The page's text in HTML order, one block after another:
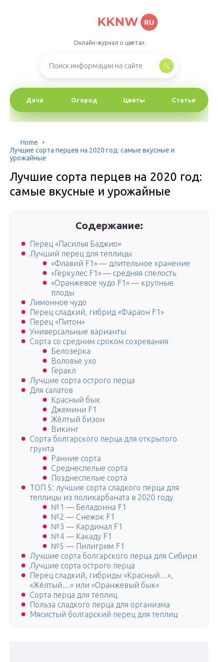
KKNW RU
Онлайн-журнал о цветах
Дача Огород Цветы Статьи
Home
Лучшие сорта перцев на 2020 год: самые вкусные и
урожайные
Лучшие сорта перцев на 2020 год:
самые вкусные и урожайные
Содержание:
Перец «Пасилья Баджио»
Лучший перец для теплицы
«Флавий F1» — длительное хранение
«Геркулес F1» — средняя спелость
«Оранжевое чудо F1» — крупные
плоды
Лимонное чудо
Перец сладкий, гибрид «Фараон F1»
Перец «Питон»
Универсальные варианты
Сорта со средним сроком созревания
Белозерка
Воловье ухо
Геракл
Лучшие сорта острого перца
Для салатов
Красный бык
Джемини F1
Жёлтый бизон
Викинг
Сорта болгарского перца для открытого
грунта
Ранние сорта
Среднеспелые сорта
Позднеспелые сорта
ТОП 5: лучшие сорта сладкого перца для
теплицы из поликарбаната в 2020 году
№1 — Беладонна F1
№2 — Снежок F1
№3 — Кардинал F1
№4 — Какаду F1
№5 — Пилигрим F1
Лучшие сорта болгарского перца для Сибири
Лучшие сорта острого перца
Перец сладкий, гибриды «Красный…»,
«Жёлтый…» или «Оранжевый бык»
Сорта перца для теплиц
Польза сладкого перца для организма
Мясистый болгарский перец для теплиц